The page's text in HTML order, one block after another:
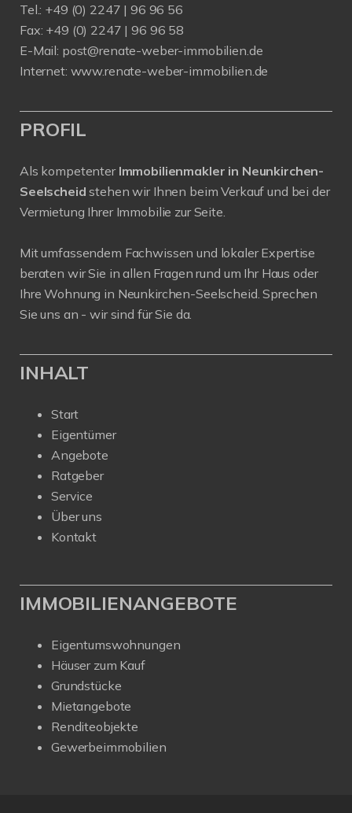
Tel.: +49 (0) 2247 | 96 96 56
Fax: +49 (0) 2247 | 96 96 58
E-Mail: post@renate-weber-immobilien.de
Internet: www.renate-weber-immobilien.de
PROFIL
Als kompetenter Immobilienmakler in Neunkirchen-
Seelscheidstehen wir Ihnen beim Verkauf und bei der
Vermietung Ihrer Immobilie zur Seite.
Mit umfassendem Fachwissen und lokaler Expertise
beraten wir Sie in allen Fragen rund um Ihr Haus oder
Ihre Wohnung in Neunkirchen-Seelscheid. Sprechen
Sie uns an - wir sind für Sie da.
INHALT
Start
Eigentümer
Angebote
Ratgeber
Service
Über uns
Kontakt
IMMOBILIENANGEBOTE
Eigentumswohnungen
Häuser zum Kauf
Grundstücke
Mietangebote
Renditeobjekte
Gewerbeimmobilien